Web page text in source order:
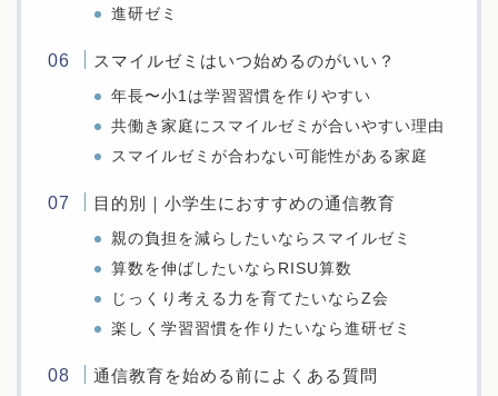
進研ゼミ
スマイルゼミはいつ始めるのがいい？
年長〜小1は学習習慣を作りやすい
共働き家庭にスマイルゼミが合いやすい理由
スマイルゼミが合わない可能性がある家庭
目的別｜小学生におすすめの通信教育
親の負担を減らしたいならスマイルゼミ
算数を伸ばしたいならRISU算数
じっくり考える力を育てたいならZ会
楽しく学習習慣を作りたいなら進研ゼミ
通信教育を始める前によくある質問